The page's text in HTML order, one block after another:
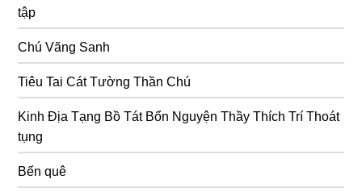
tập
Chú Vãng Sanh
Tiêu Tai Cát Tường Thần Chú
Kinh Địa Tạng Bồ Tát Bổn Nguyện Thầy Thích Trí Thoát
tụng
Bến quê